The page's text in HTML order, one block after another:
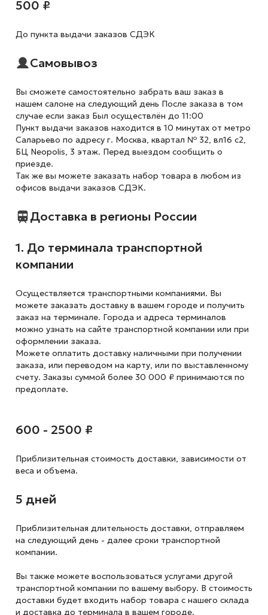
500 ₽
До пункта выдачи заказов СДЭК
Самовывоз
Вы сможете самостоятельно забрать ваш заказ в
нашем салоне на следующий день После заказа в том
случае если заказ Был осуществлён до 11:00
Пункт выдачи заказов находится в 10 минутах от метро
Саларьево по адресу г. Москва, квартал № 32, вл16 с2,
БЦ Neopolis, 3 этаж. Перед выездом сообщить о
приезде.
Так же вы можете заказать набор товара в любом из
офисов выдачи заказов СДЭК.
Доставка в регионы России
1. До терминала транспортной
компании
Осуществляется транспортными компаниями. Вы
можете заказать доставку в вашем городе и получить
заказ на терминале. Города и адреса терминалов
можно узнать на сайте транспортной компании или при
оформлении заказа.
Можете оплатить доставку наличными при получении
заказа, или переводом на карту, или по выставленному
счету. Заказы суммой более 30 000 ₽ принимаются по
предоплате.
600 - 2500 ₽
Приблизительная стоимость доставки, зависимости от
веса и объема.
5 дней
Приблизительная длительность доставки, отправляем
на следующий день - далее сроки транспортной
компании.
Вы также можете воспользоваться услугами другой
транспортной компании по вашему выбору. В стоимость
доставки будет входить набор товара с нашего склада
и доставка до терминала в вашем городе.